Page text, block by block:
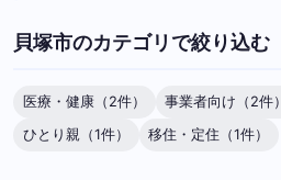
貝塚市のカテゴリで絞り込む
医療・健康（2件） 事業者向け（2件）
ひとり親（1件）
移住・定住（1件）